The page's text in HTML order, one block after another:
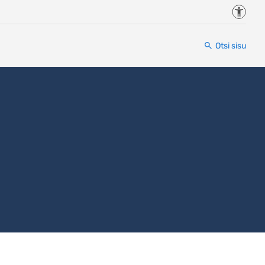
Otsi sisu